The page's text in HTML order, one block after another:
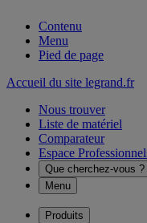
Contenu
Menu
Pied de page
Accueil du site legrand.fr
Nous trouver
Liste de matériel
Comparateur
Espace
Que cherchez-vous ?
Menu
Produits